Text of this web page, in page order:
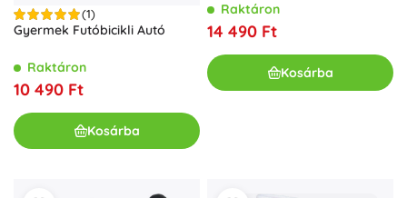
(1)
Gyermek Futóbicikli Autó
Raktáron
10 490 Ft
Kosárba
Raktáron
14 490 Ft
Kosárba